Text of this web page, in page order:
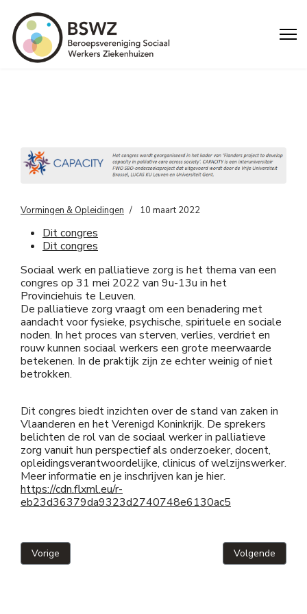
Vormingen & Opleidingen 10 maart 2022
Dit congres
Dit congres
Sociaal werk en palliatieve zorg is het thema van een
congres op 31 mei 2022 van 9u-13u in het
Provinciehuis te Leuven.
De palliatieve zorg vraagt om een benadering met
aandacht voor fysieke, psychische, spirituele en sociale
noden. In het proces van sterven, verlies, verdriet en
rouw kunnen sociaal werkers een grote meerwaarde
betekenen. In de praktijk zijn ze echter weinig of niet
betrokken.
Dit congres biedt inzichten over de stand van zaken in
Vlaanderen en het Verenigd Koninkrijk. De sprekers
belichten de rol van de sociaal werker in palliatieve
zorg vanuit hun perspectief als onderzoeker, docent,
opleidingsverantwoordelijke, clinicus of welzijnswerker.
Meer informatie en je inschrijven kan je hier.
https://cdn.flxml.eu/r-
eb23d36379da9323d2740748e6130ac5
Vorig artikel: 5-daagse verdiepende opleiding voor sociaal
Vorige Volgende
Volgende